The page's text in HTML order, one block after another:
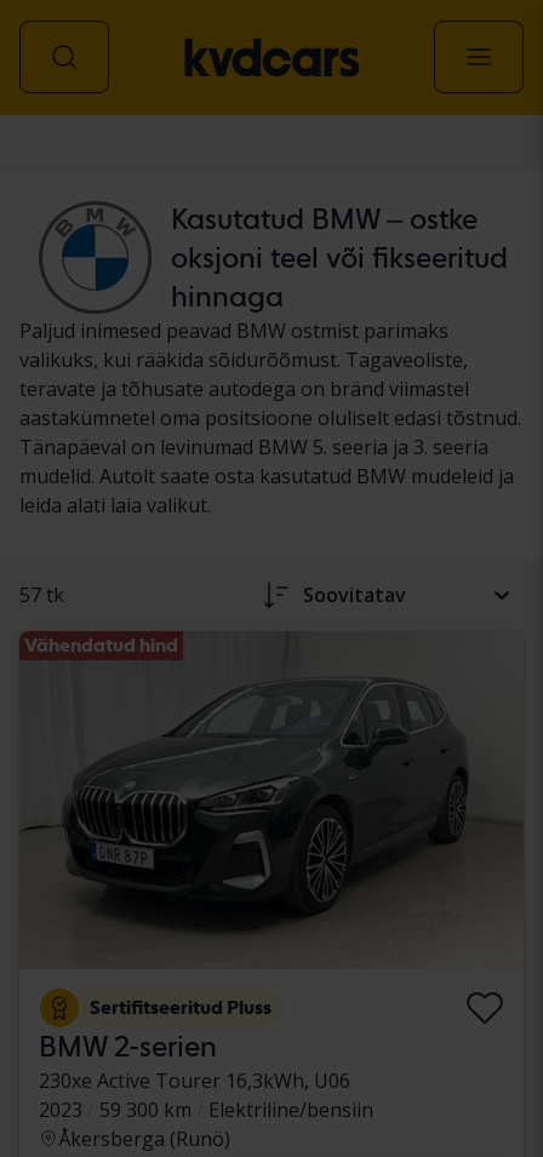
Kasutatud BMW – ostke
oksjoni teel või fikseeritud
hinnaga
Paljud inimesed peavad BMW ostmist parimaks
valikuks, kui rääkida sõidurõõmust. Tagaveoliste,
teravate ja tõhusate autodega on bränd viimastel
aastakümnetel oma positsioone oluliselt edasi tõstnud.
Tänapäeval on levinumad BMW 5. seeria ja 3. seeria
mudelid. Autolt saate osta kasutatud BMW mudeleid ja
leida alati laia valikut.
57 tk Soovitatav
Vähendatud hind
Sertifitseeritud Pluss
BMW 2-serien
230xe Active Tourer 16,3kWh, U06
2023
59 300 km
Elektriline/bensiin
Åkersberga (Runö)